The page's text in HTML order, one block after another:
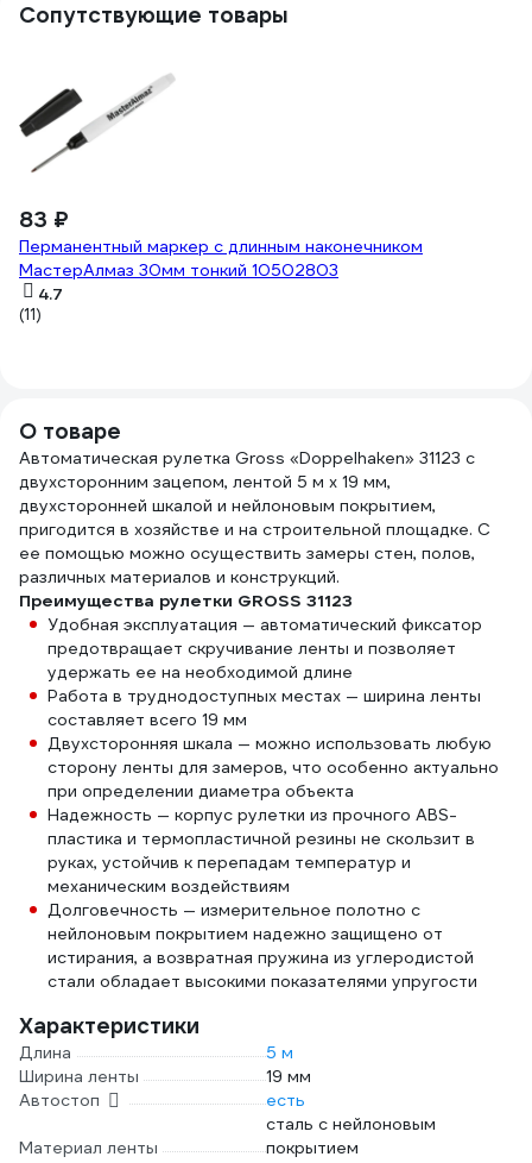
Сопутствующие товары
83 ₽
Перманентный маркер с длинным наконечником
МастерАлмаз 30мм тонкий 10502803
4.7
(11)
О товаре
Автоматическая рулетка Gross «Doppelhaken» 31123 с
двухсторонним зацепом, лентой 5 м x 19 мм,
двухсторонней шкалой и нейлоновым покрытием,
пригодится в хозяйстве и на строительной площадке. С
ее помощью можно осуществить замеры стен, полов,
различных материалов и конструкций.
Преимущества рулетки GROSS 31123
Удобная эксплуатация — автоматический фиксатор
предотвращает скручивание ленты и позволяет
удержать ее на необходимой длине
Работа в труднодоступных местах — ширина ленты
составляет всего 19 мм
Двухсторонняя шкала — можно использовать любую
сторону ленты для замеров, что особенно актуально
при определении диаметра объекта
Надежность — корпус рулетки из прочного ABS-
пластика и термопластичной резины не скользит в
руках, устойчив к перепадам температур и
механическим воздействиям
Долговечность — измерительное полотно с
нейлоновым покрытием надежно защищено от
истирания, а возвратная пружина из углеродистой
стали обладает высокими показателями упругости
Характеристики
Длина
5 м
Ширина ленты
19 мм
Автостоп
есть
Материал ленты
сталь с нейлоновым
покрытием